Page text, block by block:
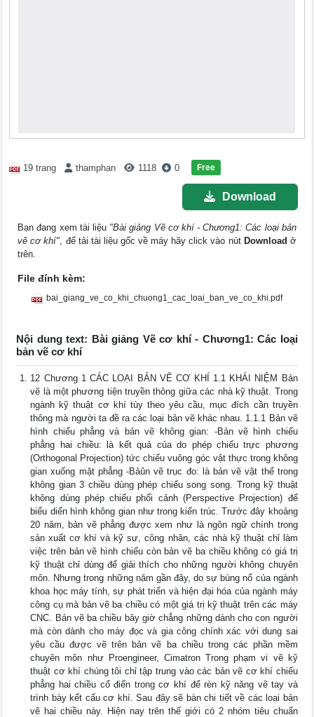
19 trang thamphan 1118 0 Free
Download
Bạn đang xem tài liệu "Bài giảng Vẽ cơ khí - Chương1: Các loại bản
vẽ cơ khí", để tải tài liệu gốc về máy hãy click vào nút Download ở
trên.
File đính kèm:
bai_giang_ve_co_khi_chuong1_cac_loai_ban_ve_co_khi.pdf
Nội dung text: Bài giảng Vẽ cơ khí - Chương1: Các loại
bản vẽ cơ khí
12 Chương 1 CÁC LOẠI BẢN VẼ CƠ KHÍ 1.1 KHÁI NIỆM Bản
vẽ là một phương tiện truyền thông giữa các nhà kỹ thuật. Trong
ngành kỹ thuật cơ khí tùy theo yêu cầu, mục đích cần truyền
thông mà người ta đề ra các loại bản vẽ khác nhau. 1.1.1 Bản vẽ
hình chiếu phẳng và bản vẽ không gian: -Bản vẽ hình chiếu
phẳng hai chiều: là kết quả của do phép chiếu trực phương
(Orthogonal Projection) tức chiếu vuông góc vật thực trong không
gian xuống mặt phẳng -Bảûn vẽ trục đo: là bản vẽ vật thể trong
không gian 3 chiều dùng phép chiếu song song. Trong kỹ thuật
không dùng phép chiếu phối cảnh (Perspective Projection) để
biểu diển hình không gian như trong kiến trúc. Trước đây khoảng
20 năm, bản vẽ phẳng được xem như là ngôn ngữ chính trong
sản xuất cơ khí và kỹ sư, công nhân, các nhà kỹ thuật chỉ làm
việc trên bản vẽ hình chiếu còn bản vẽ ba chiều không có giá trị
kỹ thuật chỉ dùng để giải thích cho những người không chuyên
môn. Nhưng trong những năm gần đây, do sự bùng nổ của ngành
khoa học máy tính, sự phát triển và hiện đại hóa của ngành máy
công cụ mà bản vẽ ba chiều có một giá trị kỹ thuật trên các máy
CNC. Bản vẽ ba chiều bây giờ chẳng những dành cho con người
mà còn dành cho máy đọc và gia công chính xác với dung sai
yêu cầu được vẽ trên bản vẽ ba chiều trong các phần mềm
chuyên môn như Proengineer, Cimatron Trong phạm vi vẽ kỹ
thuật cơ khí chúng tôi chỉ tập trung vào các bản vẽ cơ khí chiếu
phẳng hai chiều cổ điển trong cơ khí để rèn kỹ năng vẽ tay và
trình bày kết cấu cơ khí. Sau đây sẽ bàn chi tiết về các loại bản
vẽ hai chiều này. Hiện nay trên thế giới có 2 nhóm tiêu chuẩn